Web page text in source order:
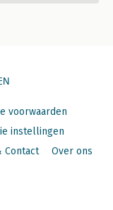
voorwaarden
instellingen
Contact Over ons